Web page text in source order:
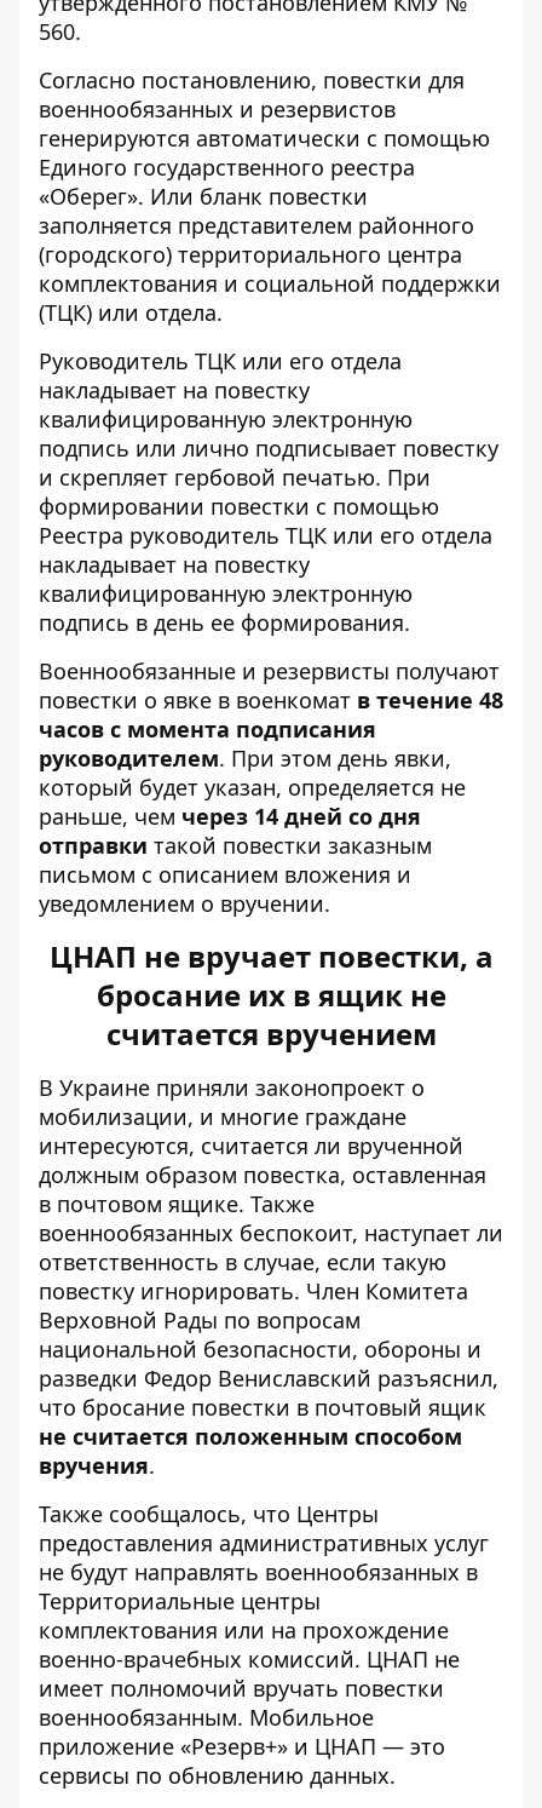
560.
Согласно постановлению, повестки для
военнообязанных и резервистов
генерируются автоматически с помощью
Единого государственного реестра
«Оберег». Или бланк повестки
заполняется представителем районного
(городского) территориального центра
комплектования и социальной поддержки
(ТЦК) или отдела.
Руководитель ТЦК или его отдела
накладывает на повестку
квалифицированную электронную
подпись или лично подписывает повестку
и скрепляет гербовой печатью. При
формировании повестки с помощью
Реестра руководитель ТЦК или его отдела
накладывает на повестку
квалифицированную электронную
подпись в день ее формирования.
Военнообязанные и резервисты получают
повестки о явке в военкомат в течение 48
часов с момента подписания
руководителем. При этом день явки,
который будет указан, определяется не
раньше, чем через 14 дней со дня
отправки такой повестки заказным
письмом с описанием вложения и
уведомлением о вручении.
ЦНАП не вручает повестки, а
бросание их в ящик не
считается вручением
В Украине приняли законопроект о
мобилизации, и многие граждане
интересуются, считается ли врученной
должным образом повестка, оставленная
в почтовом ящике. Также
военнообязанных беспокоит, наступает ли
ответственность в случае, если такую ​​
повестку игнорировать. Член Комитета
Верховной Рады по вопросам
национальной безопасности, обороны и
разведки Федор Вениславский разъяснил,
что бросание повестки в почтовый ящик
не считается положенным способом
вручения.
Также сообщалось, что Центры
предоставления административных услуг
не будут направлять военнообязанных в
Территориальные центры
комплектования или на прохождение
военно-врачебных комиссий. ЦНАП не
имеет полномочий вручать повестки
военнообязанным. Мобильное
приложение «Резерв+» и ЦНАП — это
сервисы по обновлению данных.